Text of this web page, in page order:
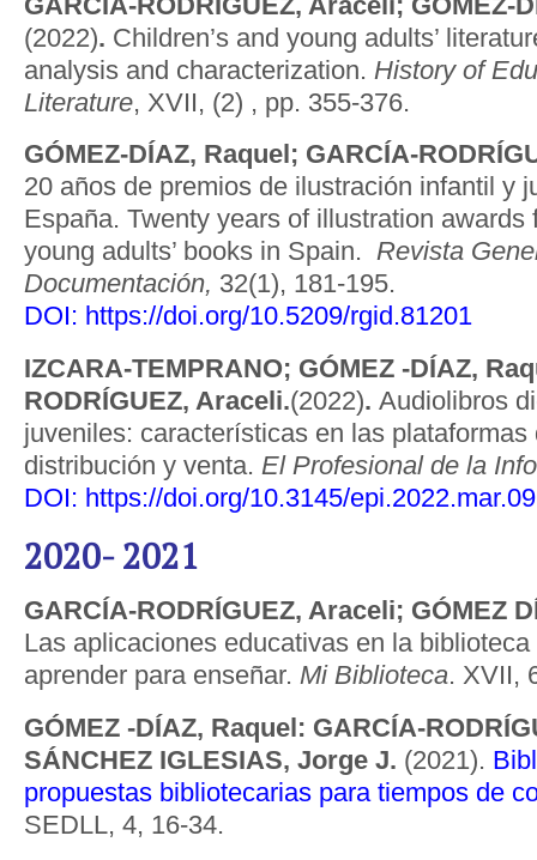
(2022). Children’s and young adults’
analysis and characterization. History of
Literature, XVII, (2) , pp. 355-376.
GÓMEZ-DÍAZ, Raquel; GARCÍA-
20 años de premios de ilustración infantil y
España. Twenty years of illustration awards
young adults’ books in Spain. Revista
Documentación, 32(1), 181-195.
DOI: https://doi.org/10.5209/rgid.81201
IZCARA-TEMPRANO; GÓMEZ -DÍAZ,
RODRÍGUEZ, Araceli.(2022). Audiolibros
juveniles: características en las plataformas
distribución y venta. El Profesional de la
DOI: https://doi.org/10.3145/epi.2022.mar.09
2020- 2021
GARCÍA-RODRÍGUEZ, Araceli; GÓMEZ
Las aplicaciones educativas en la
aprender para enseñar. Mi Biblioteca. XVII,
GÓMEZ -DÍAZ, Raquel: GARCÍA-
SÁNCHEZ IGLESIAS, Jorge J. (2021).
propuestas bibliotecarias para tiempos de
SEDLL, 4, 16-34.